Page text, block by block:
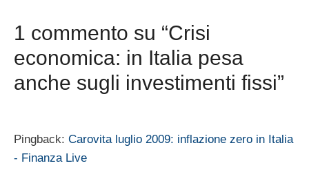
1 commento su “Crisi
economica: in Italia pesa
anche sugli investimenti fissi”
Pingback: Carovita luglio 2009: inflazione zero in Italia
- Finanza Live